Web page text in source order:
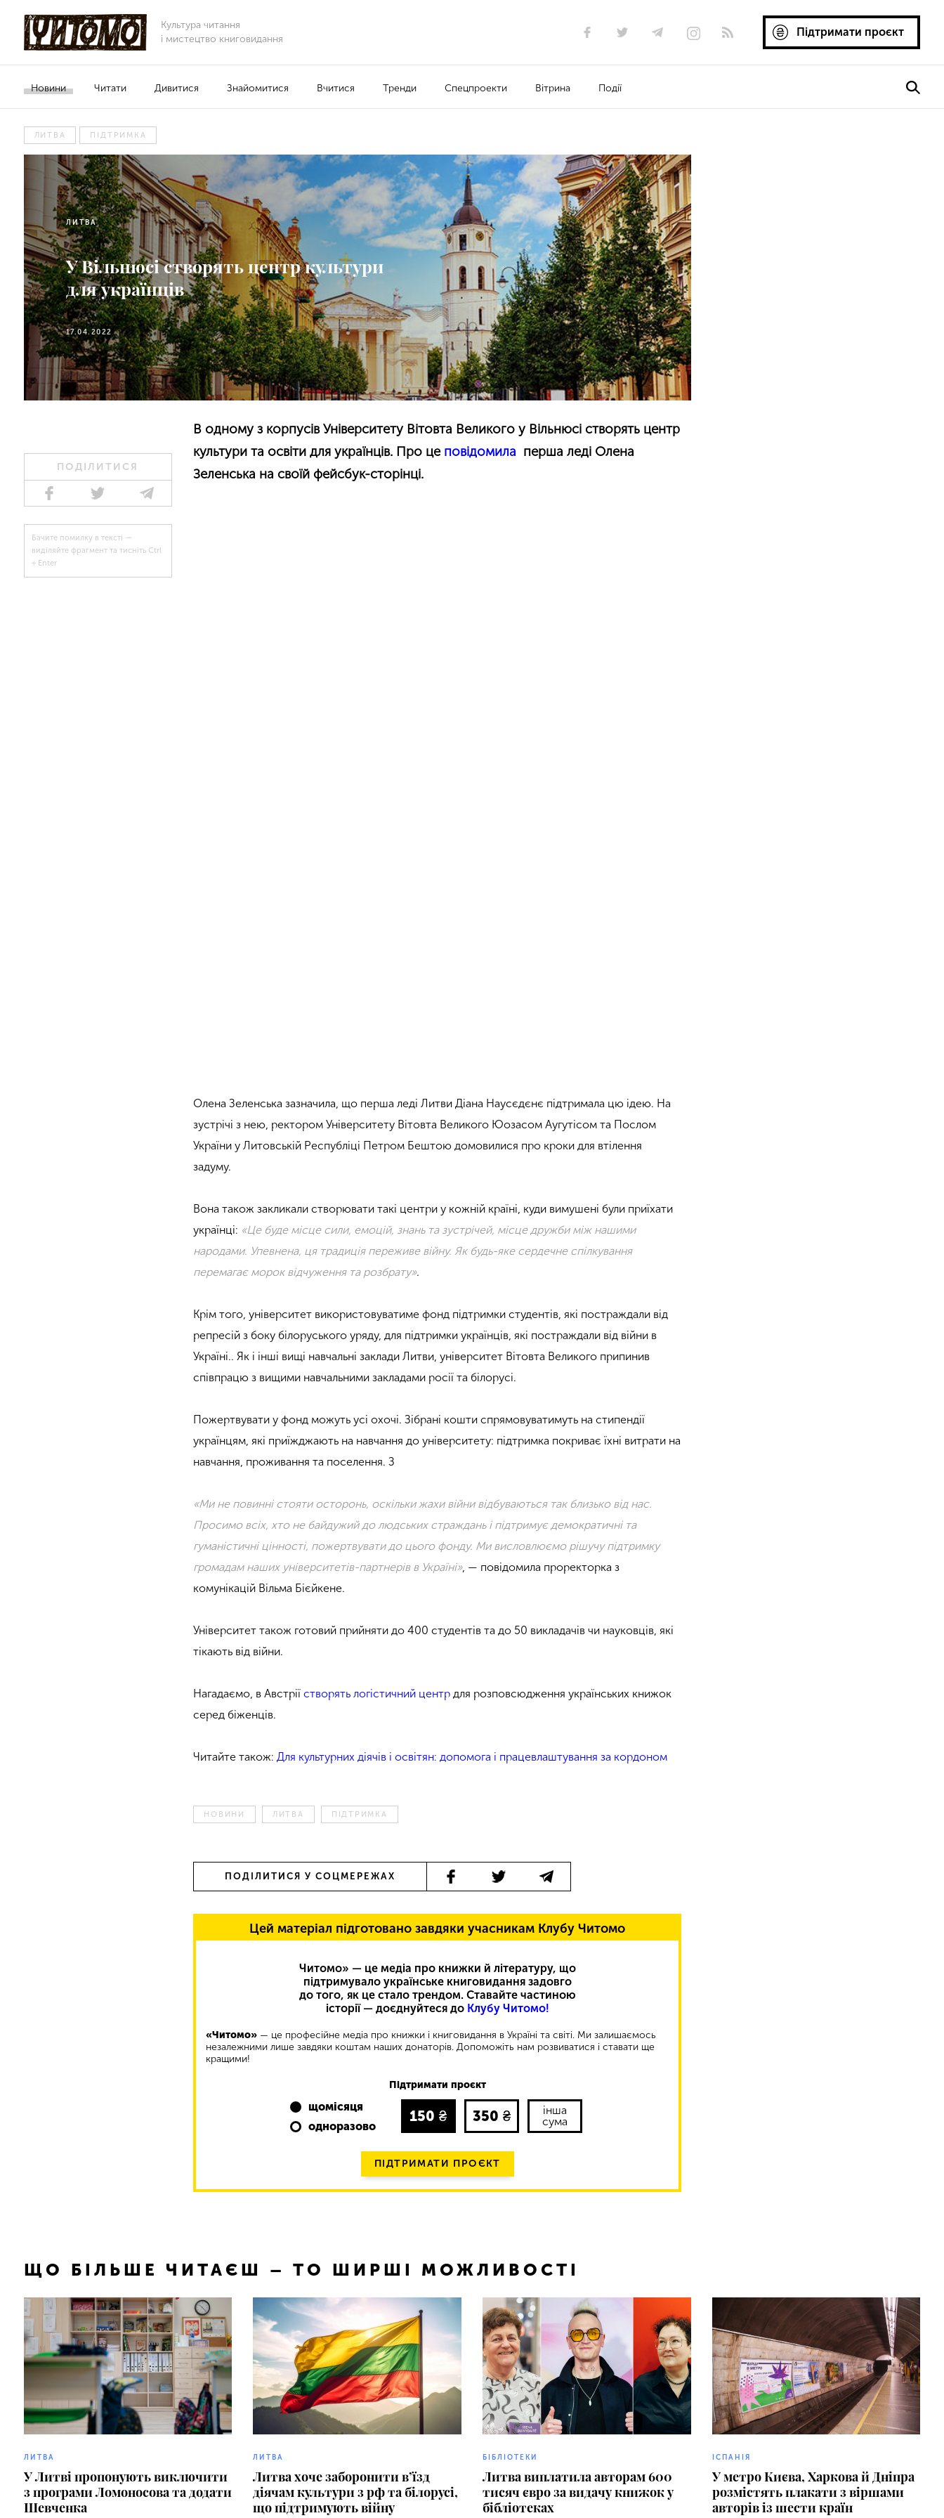
Культура читання
і мистецтво книговидання
Підтримати проєкт
Новини Читати Дивитися Знайомитися Вчитися Тренди Спецпроекти Вітрина Події
ЛИТВА ПІДТРИМКА
ЛИТВА
У Вільнюсі створять центр культури
для українців
17.04.2022
ПОДІЛИТИСЯ
Бачите помилку в тексті —
виділяйте фрагмент та тисніть Ctrl
+ Enter
В одному з корпусів Університету Вітовта Великого у Вільнюсі створять центр
культури та освіти для українців. Про це повідомила перша леді Олена
Зеленська на своїй фейсбук-сторінці.
Олена Зеленська зазначила, що перша леді Литви Діана Наусєдєнє підтримала цю ідею. На
зустрічі з нею, ректором Університету Вітовта Великого Юозасом Аугутісом та Послом
України у Литовській Республіці Петром Бештою домовилися про кроки для втілення
задуму.
Вона також закликали створювати такі центри у кожній країні, куди вимушені були приїхати
українці: «Це буде місце сили, емоцій, знань та зустрічей, місце дружби між нашими
народами. Упевнена, ця традиція переживе війну. Як будь-яке сердечне спілкування
перемагає морок відчуження та розбрату».
Крім того, університет використовуватиме фонд підтримки студентів, які постраждали від
репресій з боку білоруського уряду, для підтримки українців, які постраждали від війни в
Україні.. Як і інші вищі навчальні заклади Литви, університет Вітовта Великого припинив
співпрацю з вищими навчальними закладами росії та білорусі.
Пожертвувати у фонд можуть усі охочі. Зібрані кошти спрямовуватимуть на стипендії
українцям, які приїжджають на навчання до університету: підтримка покриває їхні витрати на
навчання, проживання та поселення. З
«Ми не повинні стояти осторонь, оскільки жахи війни відбуваються так близько від нас.
Просимо всіх, хто не байдужий до людських страждань і підтримує демократичні та
гуманістичні цінності, пожертвувати до цього фонду. Ми висловлюємо рішучу підтримку
громадам наших університетів-партнерів в Україні», — повідомила проректорка з
комунікацій Вільма Бієйкене.
Університет також готовий прийняти до 400 студентів та до 50 викладачів чи науковців, які
тікають від війни.
Нагадаємо, в Австріїстворять логістичний центр для розповсюдження українських книжок
серед біженців.
Читайте також: Для культурних діячів і освітян: допомога і працевлаштування за кордоном
НОВИНИ ЛИТВА ПІДТРИМКА
ПОДІЛИТИСЯ У СОЦМЕРЕЖАХ
Цей матеріал підготовано завдяки учасникам Клубу Читомо
Читомо» — це медіа про книжки й літературу, що
підтримувало українське книговидання задовго
до того, як це стало трендом. Ставайте частиною
історії — доєднуйтеся до Клубу Читомо!
«Читомо» — це професійне медіа про книжки і книговидання в Україні та світі. Ми залишаємось
незалежними лише завдяки коштам наших донаторів. Допоможіть нам розвиватися і ставати ще
кращими!
Підтримати проєкт
щомісяця
одноразово
150 ₴ 350 ₴
інша
сума
ПІДТРИМАТИ ПРОЄКТ
ЩО БІЛЬШЕ ЧИТАЄШ – ТО ШИРШІ МОЖЛИВОСТІ
ЛИТВА
У Литві пропонують виключити
з програми Ломоносова та додати
Шевченка
ЛИТВА
Литва хоче заборонити в’їзд
діячам культури з рф та білорусі,
що підтримують війну
БІБЛІОТЕКИ
Литва виплатила авторам 600
тисяч євро за видачу книжок у
бібліотеках
ІСПАНІЯ
У метро Києва, Харкова й Дніпра
розмістять плакати з віршами
авторів із шести країн